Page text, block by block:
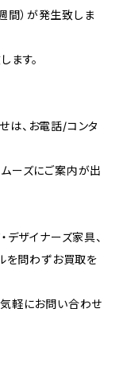
間）が発生致しま
ます。
は、お電話/コンタ
ーズにご案内が出
デザイナーズ家具、
を問わずお買取を
軽にお問い合わせ